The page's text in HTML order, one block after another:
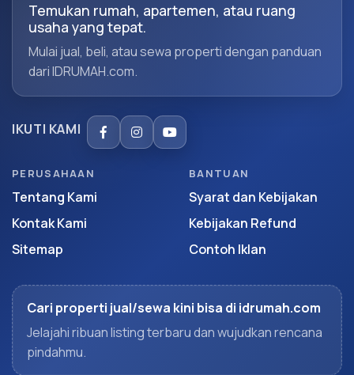
Temukan rumah, apartemen, atau ruang
usaha yang tepat.
Mulai jual, beli, atau sewa properti dengan panduan
dari IDRUMAH.com.
IKUTI KAMI
PERUSAHAAN
Tentang Kami
Kontak Kami
Sitemap
BANTUAN
Syarat dan Kebijakan
Kebijakan Refund
Contoh Iklan
Cari properti jual/sewa kini bisa di idrumah.com
Jelajahi ribuan listing terbaru dan wujudkan rencana
pindahmu.